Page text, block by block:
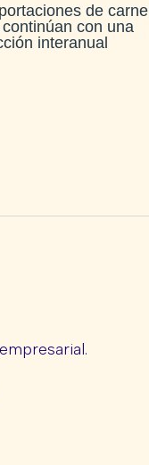
de carne
con una
interanual